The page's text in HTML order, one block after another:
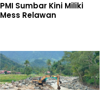
PMI Sumbar Kini Miliki
Mess Relawan